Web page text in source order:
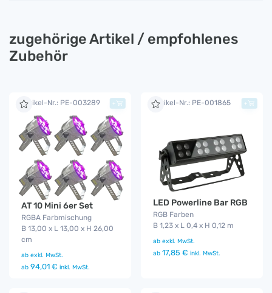
zugehörige Artikel / empfohlenes
Zubehör
Artikel-Nr.: PE-003289
AT 10 Mini 6er Set
RGBA Farbmischung
B 13,00 x L 13,00 x H 26,00
cm
ab exkl. MwSt.
ab 94,01 € inkl. MwSt.
+ Artikel-Nr.: PE-001865
LED Powerline Bar RGB
RGB Farben
B 1,23 x L 0,4 x H 0,12 m
ab exkl. MwSt.
ab 17,85 € inkl. MwSt.
+